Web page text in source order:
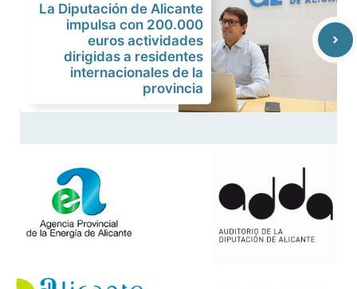
La Diputación de Alicante
impulsa con 200.000
euros actividades
dirigidas a residentes
internacionales de la
provincia